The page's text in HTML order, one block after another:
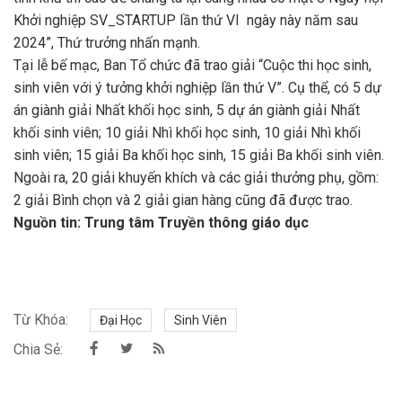
Khởi nghiệp SV_STARTUP lần thứ VI ngày này năm sau
2024”, Thứ trưởng nhấn mạnh.
Tại lễ bế mạc, Ban Tổ chức đã trao giải “Cuộc thi học sinh,
sinh viên với ý tưởng khởi nghiệp lần thứ V”. Cụ thể, có 5 dự
án giành giải Nhất khối học sinh, 5 dự án giành giải Nhất
khối sinh viên; 10 giải Nhì khối học sinh, 10 giải Nhì khối
sinh viên; 15 giải Ba khối học sinh, 15 giải Ba khối sinh viên.
Ngoài ra, 20 giải khuyến khích và các giải thưởng phụ, gồm:
2 giải Bình chọn và 2 giải gian hàng cũng đã được trao.
Nguồn tin: Trung tâm Truyền thông giáo dục
Từ Khóa: Đại Học Sinh Viên
Chia Sẻ: